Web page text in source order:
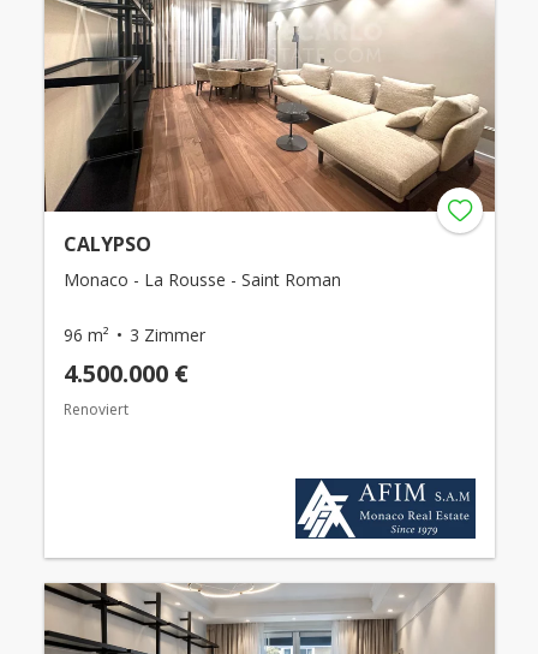
CALYPSO
Monaco - La Rousse - Saint Roman
96 m² 3 Zimmer
4.500.000 €
Renoviert